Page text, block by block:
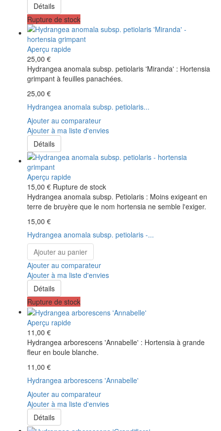
Détails
Rupture de stock
Aperçu rapide
25,00 €
Hydrangea anomala subsp. petiolaris 'Miranda' : Hortensia
grimpant à feuilles panachées.
25,00 €
Hydrangea anomala subsp. petiolaris...
Ajouter au comparateur
Ajouter à ma liste d'envies
Détails
Aperçu rapide
15,00 € Rupture de stock
Hydrangea anomala subsp. Petiolaris : Moins exigeant en
terre de bruyère que le nom hortensia ne semble l'exiger.
15,00 €
Hydrangea anomala subsp. petiolaris -...
Ajouter au panier
Ajouter au comparateur
Ajouter à ma liste d'envies
Détails
Rupture de stock
Aperçu rapide
11,00 €
Hydrangea arborescens 'Annabelle' : Hortensia à grande
fleur en boule blanche.
11,00 €
Hydrangea arborescens 'Annabelle'
Ajouter au comparateur
Ajouter à ma liste d'envies
Détails